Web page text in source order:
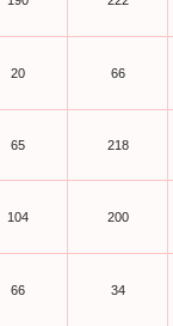
20 66
65 218
104 200
66 34